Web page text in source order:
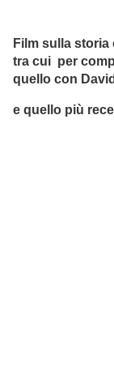
Film sulla storia
tra cui per
quello con
e quello più